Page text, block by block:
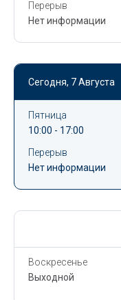
Перерыв
Нет информации
Сегодня, 7 Августа
Пятница
10:00 - 17:00
Перерыв
Нет информации
Воскресенье
Выходной